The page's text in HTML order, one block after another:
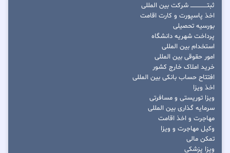
ثبتــــــــــــــــ شرکت بین المللی
اخذ پاسپورت و کارت اقامت
بورسیه تحصیلی
پرداخت شهریه دانشگاه
استخدام بین المللی
امور حقوقی بین المللی
خرید املاک خارج کشور
افتتاح حساب بانکی بین المللی
اخذ ویزا
ویزا توریستی و مسافرتی
سرمایه گذاری بین المللی
مهاجرت و اخذ اقامت
وکیل مهاجرت و ویزا
تمکن مالی
ویزا پزشکی